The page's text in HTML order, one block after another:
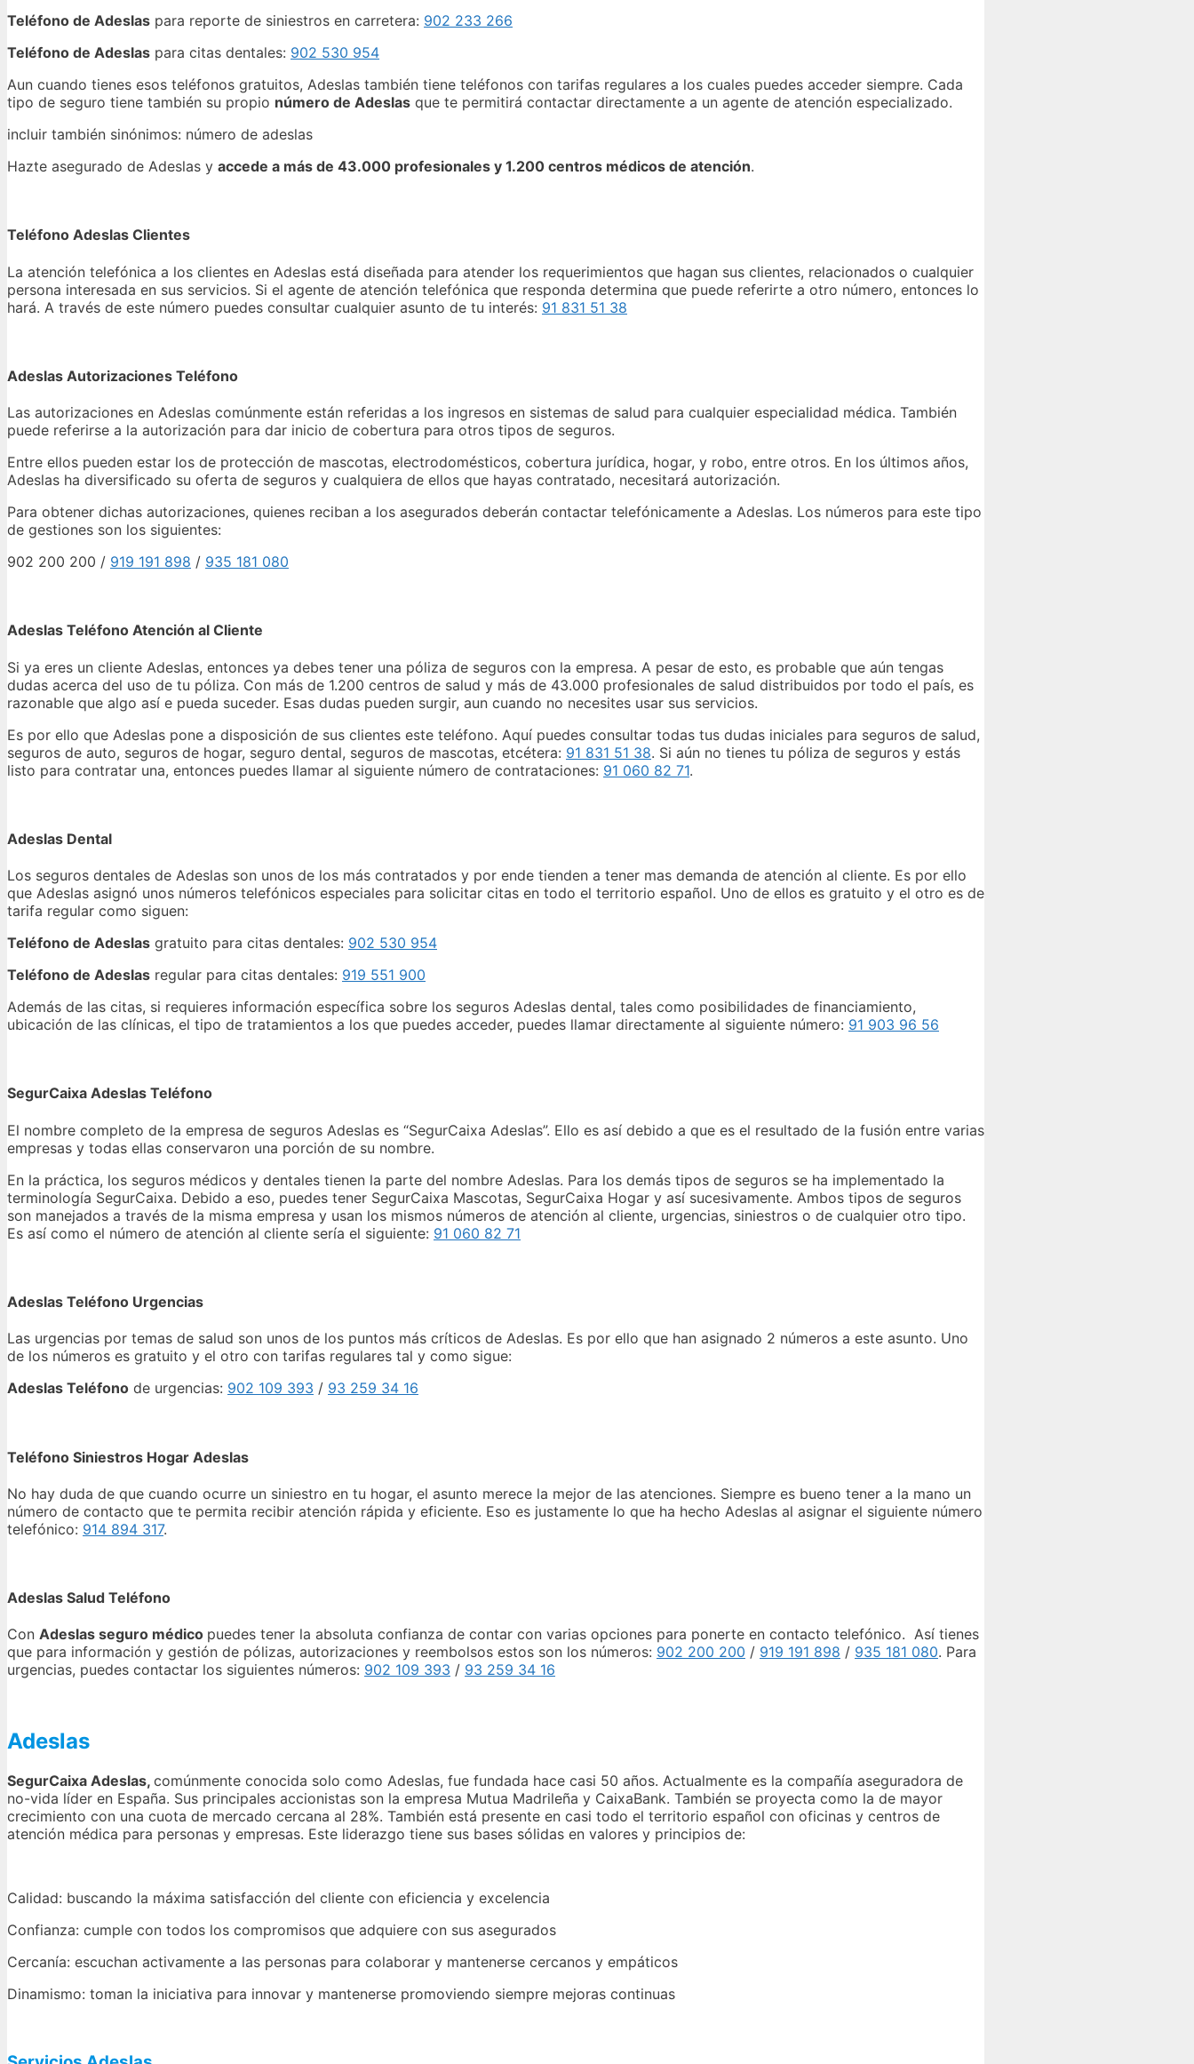
Teléfono de Adeslas para reporte de siniestros en carretera: 902 233 266
Teléfono de Adeslas para citas dentales: 902 530 954
Aun cuando tienes esos teléfonos gratuitos, Adeslas también tiene teléfonos con tarifas regulares a los cuales puedes acceder siempre. Cada
tipo de seguro tiene también su propio número de Adeslas que te permitirá contactar directamente a un agente de atención especializado.
incluir también sinónimos: número de adeslas
Hazte asegurado de Adeslas y accede a más de 43.000 profesionales y 1.200 centros médicos de atención.
Teléfono Adeslas Clientes
La atención telefónica a los clientes en Adeslas está diseñada para atender los requerimientos que hagan sus clientes, relacionados o cualquier
persona interesada en sus servicios. Si el agente de atención telefónica que responda determina que puede referirte a otro número, entonces lo
hará. A través de este número puedes consultar cualquier asunto de tu interés: 91 831 51 38
Adeslas Autorizaciones Teléfono
Las autorizaciones en Adeslas comúnmente están referidas a los ingresos en sistemas de salud para cualquier especialidad médica. También
puede referirse a la autorización para dar inicio de cobertura para otros tipos de seguros.
Entre ellos pueden estar los de protección de mascotas, electrodomésticos, cobertura jurídica, hogar, y robo, entre otros. En los últimos años,
Adeslas ha diversificado su oferta de seguros y cualquiera de ellos que hayas contratado, necesitará autorización.
Para obtener dichas autorizaciones, quienes reciban a los asegurados deberán contactar telefónicamente a Adeslas. Los números para este tipo
de gestiones son los siguientes:
902 200 200 / 919 191 898 / 935 181 080
Adeslas Teléfono Atención al Cliente
Si ya eres un cliente Adeslas, entonces ya debes tener una póliza de seguros con la empresa. A pesar de esto, es probable que aún tengas
dudas acerca del uso de tu póliza. Con más de 1.200 centros de salud y más de 43.000 profesionales de salud distribuidos por todo el país, es
razonable que algo así e pueda suceder. Esas dudas pueden surgir, aun cuando no necesites usar sus servicios.
Es por ello que Adeslas pone a disposición de sus clientes este teléfono. Aquí puedes consultar todas tus dudas iniciales para seguros de salud,
seguros de auto, seguros de hogar, seguro dental, seguros de mascotas, etcétera: 91 831 51 38. Si aún no tienes tu póliza de seguros y estás
listo para contratar una, entonces puedes llamar al siguiente número de contrataciones: 91 060 82 71.
Adeslas Dental
Los seguros dentales de Adeslas son unos de los más contratados y por ende tienden a tener mas demanda de atención al cliente. Es por ello
que Adeslas asignó unos números telefónicos especiales para solicitar citas en todo el territorio español. Uno de ellos es gratuito y el otro es de
tarifa regular como siguen:
Teléfono de Adeslas gratuito para citas dentales: 902 530 954
Teléfono de Adeslas regular para citas dentales: 919 551 900
Además de las citas, si requieres información específica sobre los seguros Adeslas dental, tales como posibilidades de financiamiento,
ubicación de las clínicas, el tipo de tratamientos a los que puedes acceder, puedes llamar directamente al siguiente número: 91 903 96 56
SegurCaixa Adeslas Teléfono
El nombre completo de la empresa de seguros Adeslas es “SegurCaixa Adeslas”. Ello es así debido a que es el resultado de la fusión entre varias
empresas y todas ellas conservaron una porción de su nombre.
En la práctica, los seguros médicos y dentales tienen la parte del nombre Adeslas. Para los demás tipos de seguros se ha implementado la
terminología SegurCaixa. Debido a eso, puedes tener SegurCaixa Mascotas, SegurCaixa Hogar y así sucesivamente. Ambos tipos de seguros
son manejados a través de la misma empresa y usan los mismos números de atención al cliente, urgencias, siniestros o de cualquier otro tipo.
Es así como el número de atención al cliente sería el siguiente: 91 060 82 71
Adeslas Teléfono Urgencias
Las urgencias por temas de salud son unos de los puntos más críticos de Adeslas. Es por ello que han asignado 2 números a este asunto. Uno
de los números es gratuito y el otro con tarifas regulares tal y como sigue:
Adeslas Teléfono de urgencias: 902 109 393 / 93 259 34 16
Teléfono Siniestros Hogar Adeslas
No hay duda de que cuando ocurre un siniestro en tu hogar, el asunto merece la mejor de las atenciones. Siempre es bueno tener a la mano un
número de contacto que te permita recibir atención rápida y eficiente. Eso es justamente lo que ha hecho Adeslas al asignar el siguiente número
telefónico: 914 894 317.
Adeslas Salud Teléfono
Con Adeslas seguro médico puedes tener la absoluta confianza de contar con varias opciones para ponerte en contacto telefónico. Así tienes
que para información y gestión de pólizas, autorizaciones y reembolsos estos son los números: 902 200 200 / 919 191 898 / 935 181 080. Para
urgencias, puedes contactar los siguientes números: 902 109 393 / 93 259 34 16
Adeslas
SegurCaixa Adeslas, comúnmente conocida solo como Adeslas, fue fundada hace casi 50 años. Actualmente es la compañía aseguradora de
no-vida líder en España. Sus principales accionistas son la empresa Mutua Madrileña y CaixaBank. También se proyecta como la de mayor
crecimiento con una cuota de mercado cercana al 28%. También está presente en casi todo el territorio español con oficinas y centros de
atención médica para personas y empresas. Este liderazgo tiene sus bases sólidas en valores y principios de:
Calidad: buscando la máxima satisfacción del cliente con eficiencia y excelencia
Confianza: cumple con todos los compromisos que adquiere con sus asegurados
Cercanía: escuchan activamente a las personas para colaborar y mantenerse cercanos y empáticos
Dinamismo: toman la iniciativa para innovar y mantenerse promoviendo siempre mejoras continuas